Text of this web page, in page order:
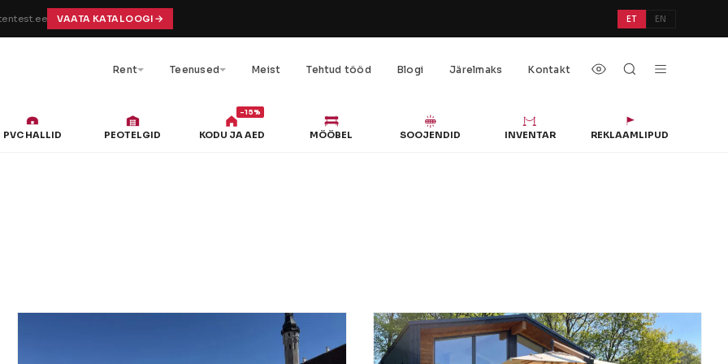
VAATA KATALOOGI ET EN
Rent Teenused Meist Tehtud tööd Blogi Järelmaks Kontakt
PVC HALLID PEOTELGID
-15%
KODU JA AED MÖÖBEL SOOJENDID INVENTAR REKLAAMLIPUD